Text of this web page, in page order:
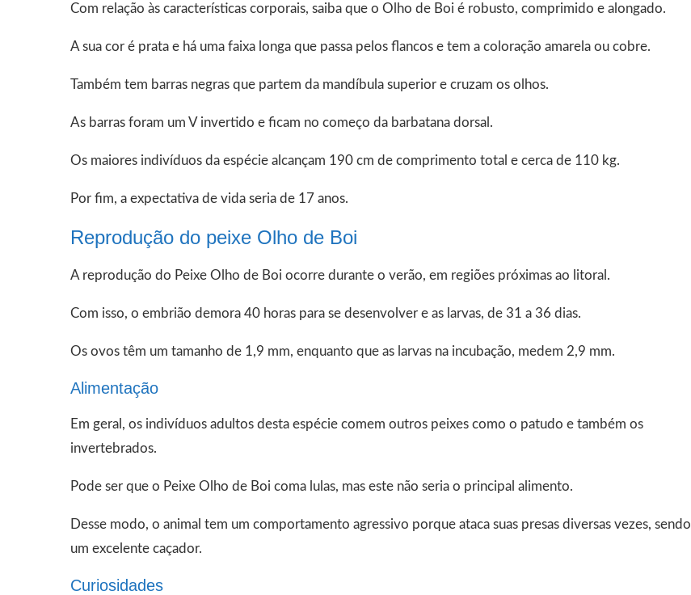
Com relação às características corporais, saiba que o Olho de Boi é robusto, comprimido e alongado.
A sua cor é prata e há uma faixa longa que passa pelos flancos e tem a coloração amarela ou cobre.
Também tem barras negras que partem da mandíbula superior e cruzam os olhos.
As barras foram um V invertido e ficam no começo da barbatana dorsal.
Os maiores indivíduos da espécie alcançam 190 cm de comprimento total e cerca de 110 kg.
Por fim, a expectativa de vida seria de 17 anos.
Reprodução do peixe Olho de Boi
A reprodução do Peixe Olho de Boi ocorre durante o verão, em regiões próximas ao litoral.
Com isso, o embrião demora 40 horas para se desenvolver e as larvas, de 31 a 36 dias.
Os ovos têm um tamanho de 1,9 mm, enquanto que as larvas na incubação, medem 2,9 mm.
Alimentação
Em geral, os indivíduos adultos desta espécie comem outros peixes como o patudo e também os
invertebrados.
Pode ser que o Peixe Olho de Boi coma lulas, mas este não seria o principal alimento.
Desse modo, o animal tem um comportamento agressivo porque ataca suas presas diversas vezes, sendo
um excelente caçador.
Curiosidades